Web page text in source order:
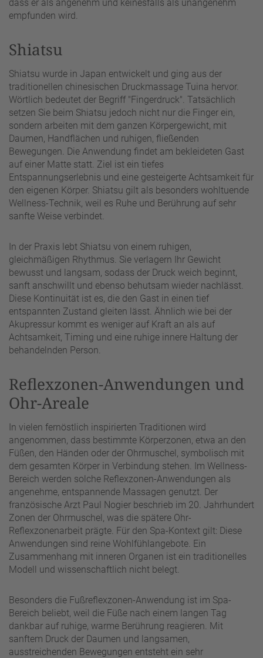
dass er als angenehm und keinesfalls als unangenehm
empfunden wird.
Shiatsu
Shiatsu wurde in Japan entwickelt und ging aus der
traditionellen chinesischen Druckmassage Tuina hervor.
Wörtlich bedeutet der Begriff "Fingerdruck". Tatsächlich
setzen Sie beim Shiatsu jedoch nicht nur die Finger ein,
sondern arbeiten mit dem ganzen Körpergewicht, mit
Daumen, Handflächen und ruhigen, fließenden
Bewegungen. Die Anwendung findet am bekleideten Gast
auf einer Matte statt. Ziel ist ein tiefes
Entspannungserlebnis und eine gesteigerte Achtsamkeit für
den eigenen Körper. Shiatsu gilt als besonders wohltuende
Wellness-Technik, weil es Ruhe und Berührung auf sehr
sanfte Weise verbindet.
In der Praxis lebt Shiatsu von einem ruhigen,
gleichmäßigen Rhythmus. Sie verlagern Ihr Gewicht
bewusst und langsam, sodass der Druck weich beginnt,
sanft anschwillt und ebenso behutsam wieder nachlässt.
Diese Kontinuität ist es, die den Gast in einen tief
entspannten Zustand gleiten lässt. Ähnlich wie bei der
Akupressur kommt es weniger auf Kraft an als auf
Achtsamkeit, Timing und eine ruhige innere Haltung der
behandelnden Person.
Reflexzonen-Anwendungen und
Ohr-Areale
In vielen fernöstlich inspirierten Traditionen wird
angenommen, dass bestimmte Körperzonen, etwa an den
Füßen, den Händen oder der Ohrmuschel, symbolisch mit
dem gesamten Körper in Verbindung stehen. Im Wellness-
Bereich werden solche Reflexzonen-Anwendungen als
angenehme, entspannende Massagen genutzt. Der
französische Arzt Paul Nogier beschrieb im 20. Jahrhundert
Zonen der Ohrmuschel, was die spätere Ohr-
Reflexzonenarbeit prägte. Für den Spa-Kontext gilt: Diese
Anwendungen sind reine Wohlfühlangebote. Ein
Zusammenhang mit inneren Organen ist ein traditionelles
Modell und wissenschaftlich nicht belegt.
Besonders die Fußreflexzonen-Anwendung ist im Spa-
Bereich beliebt, weil die Füße nach einem langen Tag
dankbar auf ruhige, warme Berührung reagieren. Mit
sanftem Druck der Daumen und langsamen,
ausstreichenden Bewegungen entsteht ein sehr